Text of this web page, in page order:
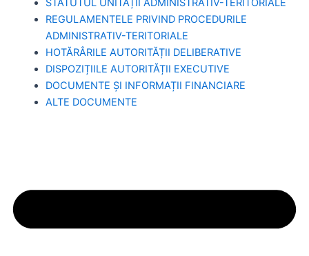
STATUTUL UNITĂȚII ADMINISTRATIV-TERITORIALE
REGULAMENTELE PRIVIND PROCEDURILE
ADMINISTRATIV-TERITORIALE
HOTĂRÂRILE AUTORITĂȚII DELIBERATIVE
DISPOZIȚIILE AUTORITĂȚII EXECUTIVE
DOCUMENTE ȘI INFORMAȚII FINANCIARE
ALTE DOCUMENTE